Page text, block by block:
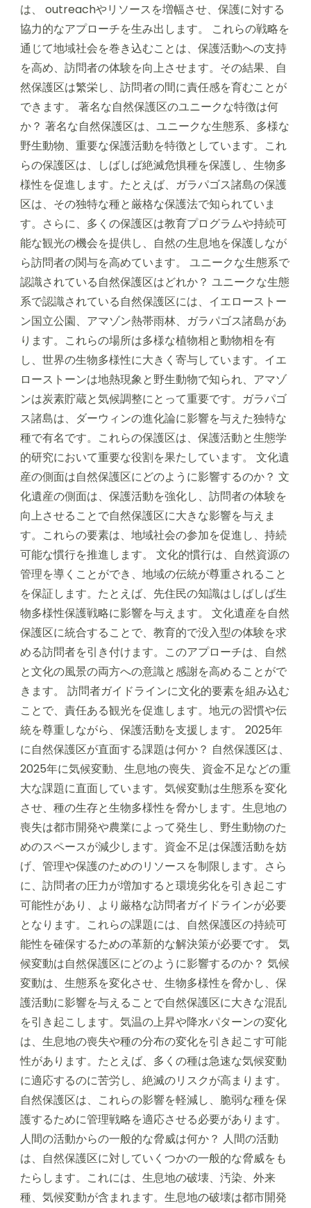
は、 outreachやリソースを増幅させ、保護に対する
協力的なアプローチを生み出します。 これらの戦略を
通じて地域社会を巻き込むことは、保護活動への支持
を高め、訪問者の体験を向上させます。その結果、自
然保護区は繁栄し、訪問者の間に責任感を育むことが
できます。 著名な自然保護区のユニークな特徴は何
か？ 著名な自然保護区は、ユニークな生態系、多様な
野生動物、重要な保護活動を特徴としています。これ
らの保護区は、しばしば絶滅危惧種を保護し、生物多
様性を促進します。たとえば、ガラパゴス諸島の保護
区は、その独特な種と厳格な保護法で知られていま
す。さらに、多くの保護区は教育プログラムや持続可
能な観光の機会を提供し、自然の生息地を保護しなが
ら訪問者の関与を高めています。 ユニークな生態系で
認識されている自然保護区はどれか？ ユニークな生態
系で認識されている自然保護区には、イエローストー
ン国立公園、アマゾン熱帯雨林、ガラパゴス諸島があ
ります。これらの場所は多様な植物相と動物相を有
し、世界の生物多様性に大きく寄与しています。イエ
ローストーンは地熱現象と野生動物で知られ、アマゾ
ンは炭素貯蔵と気候調整にとって重要です。ガラパゴ
ス諸島は、ダーウィンの進化論に影響を与えた独特な
種で有名です。これらの保護区は、保護活動と生態学
的研究において重要な役割を果たしています。 文化遺
産の側面は自然保護区にどのように影響するのか？ 文
化遺産の側面は、保護活動を強化し、訪問者の体験を
向上させることで自然保護区に大きな影響を与えま
す。これらの要素は、地域社会の参加を促進し、持続
可能な慣行を推進します。 文化的慣行は、自然資源の
管理を導くことができ、地域の伝統が尊重されること
を保証します。たとえば、先住民の知識はしばしば生
物多様性保護戦略に影響を与えます。 文化遺産を自然
保護区に統合することで、教育的で没入型の体験を求
める訪問者を引き付けます。このアプローチは、自然
と文化の風景の両方への意識と感謝を高めることがで
きます。 訪問者ガイドラインに文化的要素を組み込む
ことで、責任ある観光を促進します。地元の習慣や伝
統を尊重しながら、保護活動を支援します。 2025年
に自然保護区が直面する課題は何か？ 自然保護区は、
2025年に気候変動、生息地の喪失、資金不足などの重
大な課題に直面しています。気候変動は生態系を変化
させ、種の生存と生物多様性を脅かします。生息地の
喪失は都市開発や農業によって発生し、野生動物のた
めのスペースが減少します。資金不足は保護活動を妨
げ、管理や保護のためのリソースを制限します。さら
に、訪問者の圧力が増加すると環境劣化を引き起こす
可能性があり、より厳格な訪問者ガイドラインが必要
となります。これらの課題には、自然保護区の持続可
能性を確保するための革新的な解決策が必要です。 気
候変動は自然保護区にどのように影響するのか？ 気候
変動は、生態系を変化させ、生物多様性を脅かし、保
護活動に影響を与えることで自然保護区に大きな混乱
を引き起こします。気温の上昇や降水パターンの変化
は、生息地の喪失や種の分布の変化を引き起こす可能
性があります。たとえば、多くの種は急速な気候変動
に適応するのに苦労し、絶滅のリスクが高まります。
自然保護区は、これらの影響を軽減し、脆弱な種を保
護するために管理戦略を適応させる必要があります。
人間の活動からの一般的な脅威は何か？ 人間の活動
は、自然保護区に対していくつかの一般的な脅威をも
たらします。これには、生息地の破壊、汚染、外来
種、気候変動が含まれます。生息地の破壊は都市開発